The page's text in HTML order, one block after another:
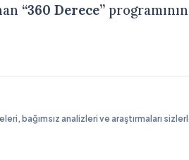
“360 Derece” programının
bağımsız analizleri ve araştırmaları